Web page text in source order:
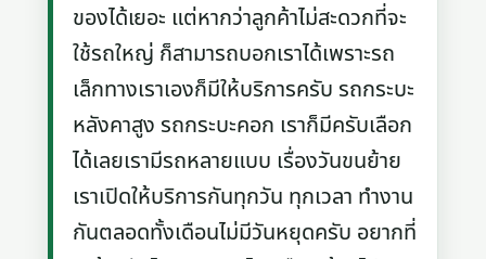
ของได้เยอะ แต่หากว่าลูกค้าไม่สะดวกที่จะ
ใช้รถใหญ่ ก็สามารถบอกเราได้เพราะรถ
เล็กทางเราเองก็มีให้บริการครับ รถกระบะ
หลังคาสูง รถกระบะคอก เราก็มีครับเลือก
ได้เลยเรามีรถหลายแบบ เรื่องวันขนย้าย
เราเปิดให้บริการกันทุกวัน ทุกเวลา ทำงาน
กันตลอดทั้งเดือนไม่มีวันหยุดครับ อยากที่